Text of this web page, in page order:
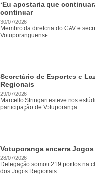
‘Eu apostaria que
continuar
30/07/2026
Membro da diretoria do CAV e
Votuporanguense
Secretário de Esportes e
Regionais
29/07/2026
Marcello Stringari esteve nos
participação de Votuporanga
Votuporanga encerra
28/07/2026
Delegação somou 219 pontos na
dos Jogos Regionais